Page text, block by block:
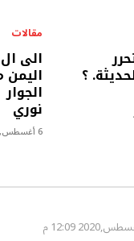
؟
مقالات
الى
نوري
6 أغسطس,2026